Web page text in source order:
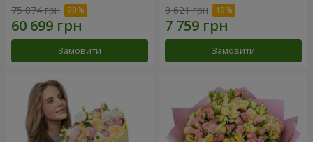
75 874 грн
Замовити
8 621 грн
Замовити